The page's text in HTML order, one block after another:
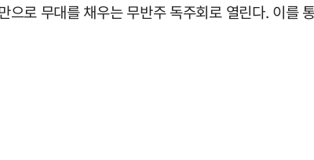
로 무대를 채우는 무반주 독주회로 열린다. 이를